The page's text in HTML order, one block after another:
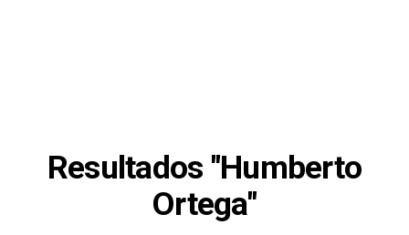
Resultados "Humberto
Ortega"